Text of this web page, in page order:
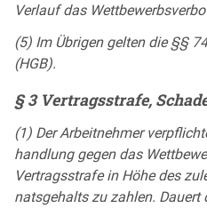
Ver­lauf das
(5) Im Üb­ri­gen gel­ten die §§
(HGB).
§ 3 Ver­trags­stra­fe,
(1) Der Ar­beit­neh­mer
hand­lung ge­gen das
Ver­trags­stra­fe in Hö­he des
nats­ge­halts zu zah­len.